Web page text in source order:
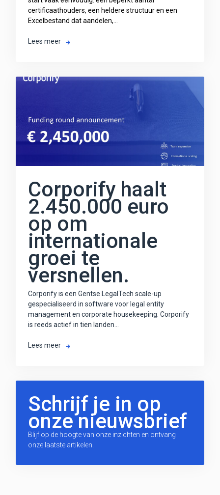
certificaathouders, een heldere structuur en een
Excelbestand dat aandelen,...
Lees meer
Corporify haalt
2.450.000 euro
op om
internationale
groei te
versnellen.
Corporify is een Gentse LegalTech scale-up
gespecialiseerd in software voor legal entity
management en corporate housekeeping. Corporify
is reeds actief in tien landen...
Lees meer
Schrijf je in op
onze nieuwsbrief
Blijf op de hoogte van onze inzichten en ontvang
onze laatste artikelen.